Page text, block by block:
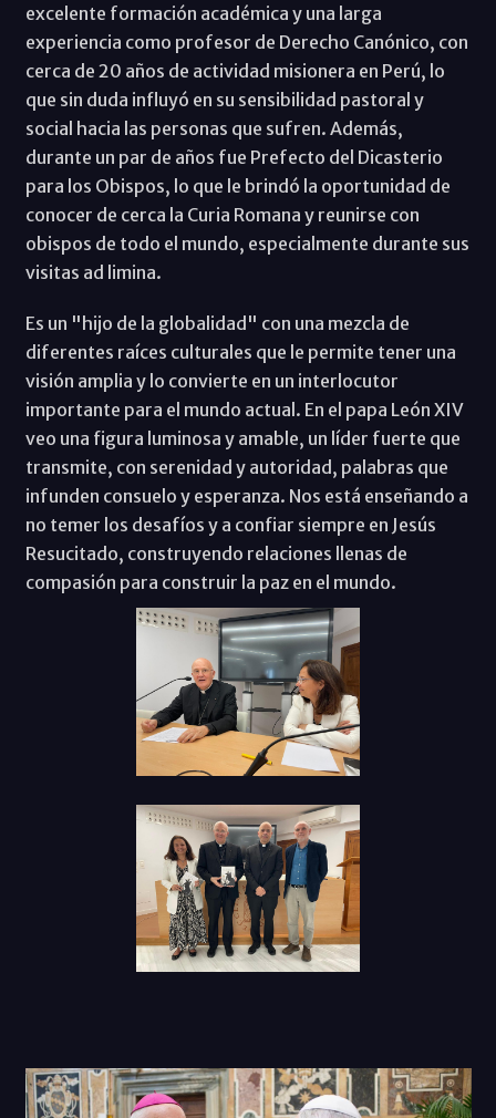
excelente formación académica y una larga
experiencia como profesor de Derecho Canónico, con
cerca de 20 años de actividad misionera en Perú, lo
que sin duda influyó en su sensibilidad pastoral y
social hacia las personas que sufren. Además,
durante un par de años fue Prefecto del Dicasterio
para los Obispos, lo que le brindó la oportunidad de
conocer de cerca la Curia Romana y reunirse con
obispos de todo el mundo, especialmente durante sus
visitas ad limina.
Es un "hijo de la globalidad" con una mezcla de
diferentes raíces culturales que le permite tener una
visión amplia y lo convierte en un interlocutor
importante para el mundo actual. En el papa León XIV
veo una figura luminosa y amable, un líder fuerte que
transmite, con serenidad y autoridad, palabras que
infunden consuelo y esperanza. Nos está enseñando a
no temer los desafíos y a confiar siempre en Jesús
Resucitado, construyendo relaciones llenas de
compasión para construir la paz en el mundo.